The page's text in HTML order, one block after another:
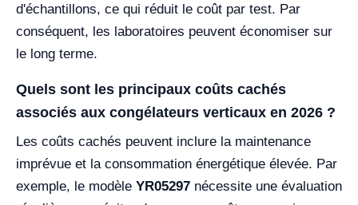
d'échantillons, ce qui réduit le coût par test. Par
conséquent, les laboratoires peuvent économiser sur
le long terme.
Quels sont les principaux coûts cachés
associés aux congélateurs verticaux en 2026 ?
Les coûts cachés peuvent inclure la maintenance
imprévue et la consommation énergétique élevée. Par
exemple, le modèle YR05297 nécessite une évaluation